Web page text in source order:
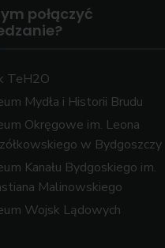
połączyć
TeH2O
Mydła i Historii Brudu
Okręgowe im. Leona
w Bydgoszczy
Kanału Bydgoskiego im.
Malinowskiego
Wojsk Lądowych